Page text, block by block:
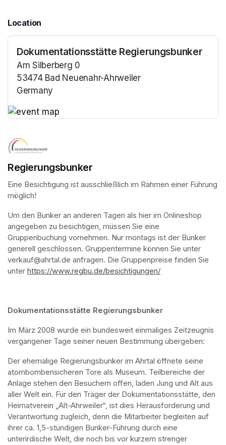
Location
Dokumentationsstätte Regierungsbunker
Am Silberberg 0
53474 Bad Neuenahr-Ahrweiler
Germany
Regierungsbunker
Eine Besichtigung ist ausschließlich im Rahmen einer Führung
möglich!
Um den Bunker an anderen Tagen als hier im Onlineshop
angegeben zu besichtigen, müssen Sie eine
Gruppenbuchung vornehmen. Nur montags ist der Bunker
generell geschlossen. Gruppentermine können Sie unter
verkauf@ahrtal.de anfragen. Die Gruppenpreise finden Sie
unter https://www.regbu.de/besichtigungen/
Dokumentationsstätte Regierungsbunker
Im März 2008 wurde ein bundesweit einmaliges Zeitzeugnis
vergangener Tage seiner neuen Bestimmung übergeben:
Der ehemalige Regierungsbunker im Ahrtal öffnete seine
atombombensicheren Tore als Museum. Teilbereiche der
Anlage stehen den Besuchern offen, laden Jung und Alt aus
aller Welt ein. Für den Träger der Dokumentationsstätte, den
Heimatverein „Alt-Ahrweiler“, ist dies Herausforderung und
Verantwortung zugleich, denn die Mitarbeiter begleiten auf
ihrer ca. 1,5-stündigen Bunker-Führung durch eine
unterirdische Welt, die noch bis vor kurzem strenger